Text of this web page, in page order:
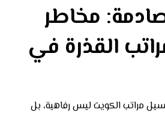
مخاطر
القذرة في
مراتب الكويت ليس رفاهية، بل